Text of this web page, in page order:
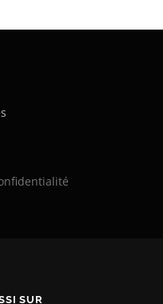
SUR